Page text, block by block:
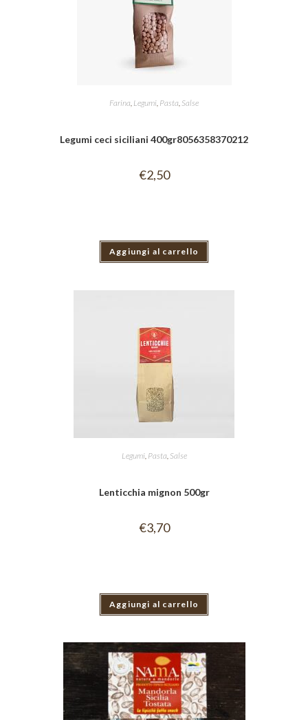
Farina, Legumi, Pasta, Salse
Legumi ceci siciliani 400gr8056358370212
€2,50
Aggiungi al carrello
Legumi, Pasta Salse
Lenticchia mignon 500gr
€3,70
Aggiungi al carrello